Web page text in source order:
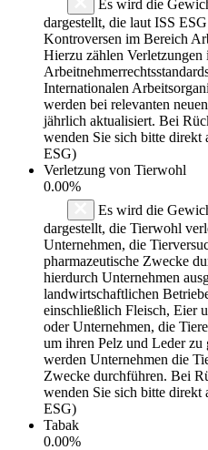
Es wird die
dargestellt, die laut ISS
Kontroversen im Bereich
Hierzu zählen Verletzungen
Internationalen
werden bei relevanten
jährlich aktualisiert. Bei
wenden Sie sich bitte direkt
ESG)
Verletzung von Tierwohl
0.00%
Es wird die
dargestellt, die Tierwohl
Unternehmen, die
pharmazeutische Zwecke
hierdurch Unternehmen
landwirtschaftlichen
einschließlich Fleisch, Eier
oder Unternehmen, die
um ihren Pelz und Leder zu
werden Unternehmen die
Zwecke durchführen. Bei
wenden Sie sich bitte direkt
ESG)
Tabak
0.00%